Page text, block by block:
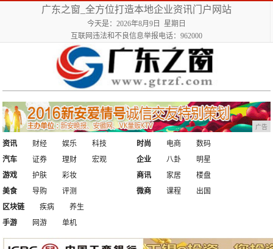
广东之窗_全方位打造本地企业资讯门户网站
今天是：2026年8月9日 星期日
互联网违法和不良信息举报电话：962000
广告
资讯 财经 娱乐
科技
汽车
证券 理财 宏观
时尚 电商
数码
企业
八卦
明星
游戏
护肤
彩妆
美食
导购 评测
商讯 家居
楼盘
微商
课程
出国
区块链
疾病
养生
手游
网游 单机